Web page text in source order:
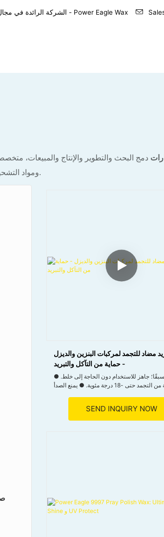
الشركة الرائدة في مجال تصنيع منتجات العناية بالسيارات في العالم - Power Eagle Wax
دمج البحث والتطوير والإنتاج والمبيعات،
ومواد التشحيم والمواد المانعة للتسرب وما إلى ذلك.
مضاد للتجمد لمركبات البنزين والديزل
- حماية من التآكل والتبريد
● مُخفف مسبقًا؛ جاهز للاستخدام دون الحاجة إلى خلط.
● حماية من التجمد حتى -18 درجة مئوية. ● يمنع الصدأ
SEND INQUIRY NOW